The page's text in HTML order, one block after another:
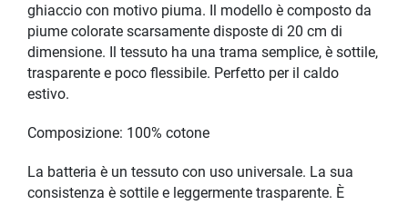
ghiaccio con motivo piuma. Il modello è composto da
piume colorate scarsamente disposte di 20 cm di
dimensione. Il tessuto ha una trama semplice, è sottile,
trasparente e poco flessibile. Perfetto per il caldo
estivo.
Composizione: 100% cotone
La batteria è un tessuto con uso universale. La sua
consistenza è sottile e leggermente trasparente. È